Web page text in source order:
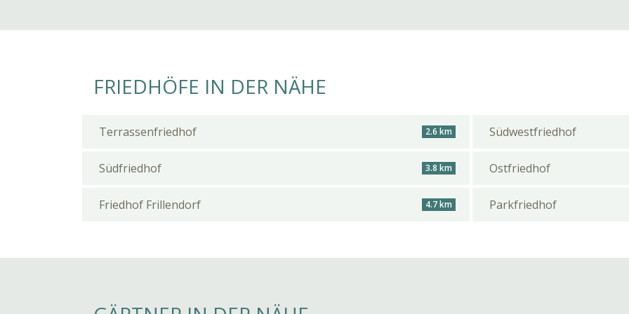
FRIEDHÖFE IN DER NÄHE
Terrassenfriedhof 2.6 km Südwestfriedhof
Südfriedhof 3.8 km Ostfriedhof
Friedhof Frillendorf 4.7 km Parkfriedhof